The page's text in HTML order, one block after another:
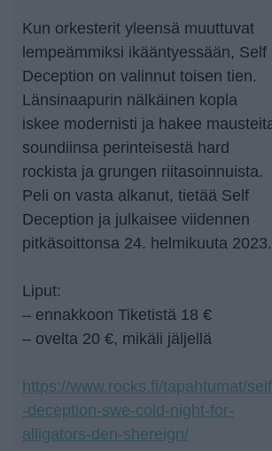
Kun orkesterit yleensä muuttuvat
lempeämmiksi ikääntyessään, Self
Deception on valinnut toisen tien.
Länsinaapurin nälkäinen kopla
iskee modernisti ja hakee
soundiinsa perinteisestä hard
rockista ja grungen riitasoinnuista.
Peli on vasta alkanut, tietää Self
Deception ja julkaisee viidennen
pitkäsoittonsa 24. helmikuuta 2023.
Liput:
– ennakkoon Tiketistä 18 €
– ovelta 20 €, mikäli jäljellä
https://www.rocks.fi/tapahtumat/self
-deception-swe-cold-night-for-
alligators-den-shereign/